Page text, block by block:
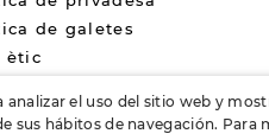
de galetes
ètic
el uso del sitio web y
sus hábitos de navegación.